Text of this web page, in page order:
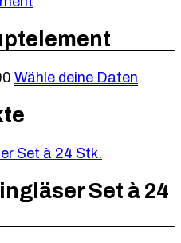
Wähle deine Daten
Set à 24